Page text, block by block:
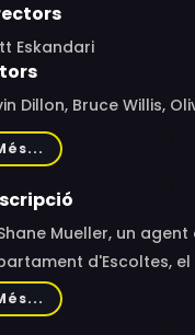
Eskandari
Dillon, Bruce Willis,
Adam Huel
Sarah Schueler,
Mueller, un
d'Escoltes,
cartell de contraban
d'en Flynn, en